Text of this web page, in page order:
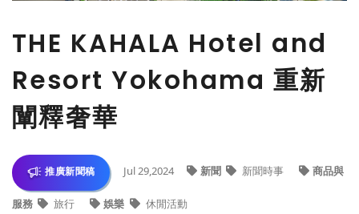
THE KAHALA Hotel and
Resort Yokohama 重新
闡釋奢華
推廣新聞稿 Jul 29,2024 新聞 新聞時事 商品與
服務 旅行 娛樂 休閒活動